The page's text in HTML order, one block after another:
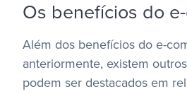
Os benefícios do
Além dos benefícios do e-
anteriormente, existem
podem ser destacados em